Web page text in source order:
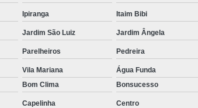
Instalação de Piso
Instalação de Piso
Instalação de Piso
Instalação Piso Laminado
Instalações de Deck de
Ipiranga Itaim Bibi
Jardim São Luiz Jardim Ângela
Parelheiros Pedreira
Vila Mariana
Água Funda
Bom Clima Bonsucesso
Capelinha Centro